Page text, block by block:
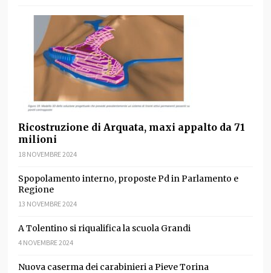
Ricostruzione di Arquata, maxi appalto da 71
milioni
18 NOVEMBRE 2024
Spopolamento interno, proposte Pd in Parlamento e
Regione
13 NOVEMBRE 2024
A Tolentino si riqualifica la scuola Grandi
4 NOVEMBRE 2024
Nuova caserma dei carabinieri a Pieve Torina